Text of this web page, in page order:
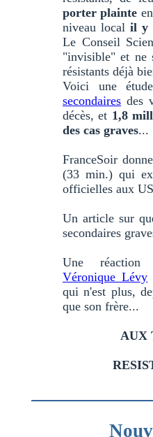
porter plainte
niveau local il y
Le Conseil
"invisible" et ne
résistants déjà
Voici une
secondaires des
décès, et 1,8
des cas graves...
FranceSoir
(33 min.) qui
officielles aux
Un article sur
secondaires
Une réaction
Véronique Lévy
qui n'est plus,
que son frère...
AUX